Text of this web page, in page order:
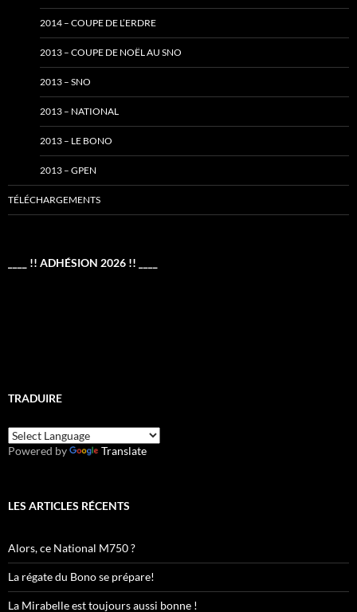
2014 – COUPE DE L’ERDRE
2013 – COUPE DE NOËL AU SNO
2013 – SNO
2013 – NATIONAL
2013 – LE BONO
2013 – GPEN
TÉLÉCHARGEMENTS
____ !! ADHÉSION 2026 !! ____
TRADUIRE
Powered by Translate
LES ARTICLES RÉCENTS
Alors, ce National M750 ?
La régate du Bono se prépare!
La Mirabelle est toujours aussi bonne !